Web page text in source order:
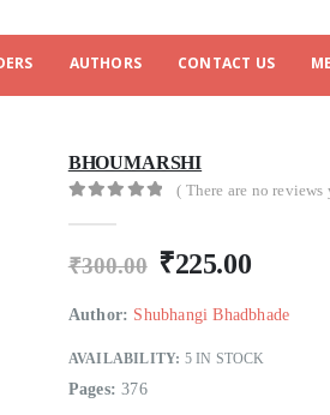
AUTHORS CONTACT US
BHOUMARSHI
( There are no reviews
₹300.00 ₹225.00
Author: Shubhangi Bhadbhade
AVAILABILITY: 5 IN STOCK
Pages: 376